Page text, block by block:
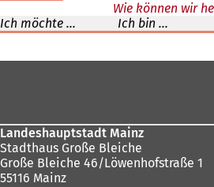
Wie können wir
Ich möchte ...
Ich bin ...
Landeshauptstadt Mainz
Stadthaus Große Bleiche
Große Bleiche 46/Löwenhofstraße 1
55116 Mainz